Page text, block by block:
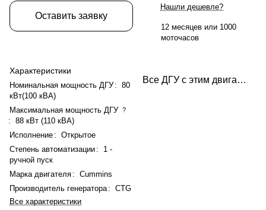
Оставить заявку
Характеристики
Номинальная мощность ДГУ : 80
кВт(100 кВА)
Максимальная мощность ДГУ ?
: 88 кВт (110 кВА)
Исполнение : Открытое
Степень автоматизации :
1 -
ручной пуск
Марка двигателя : Cummins
Производитель генератора : CTG
Все характеристики
Нашли дешевле?
12 месяцев или 1000
моточасов
Все ДГУ с этим двигателем